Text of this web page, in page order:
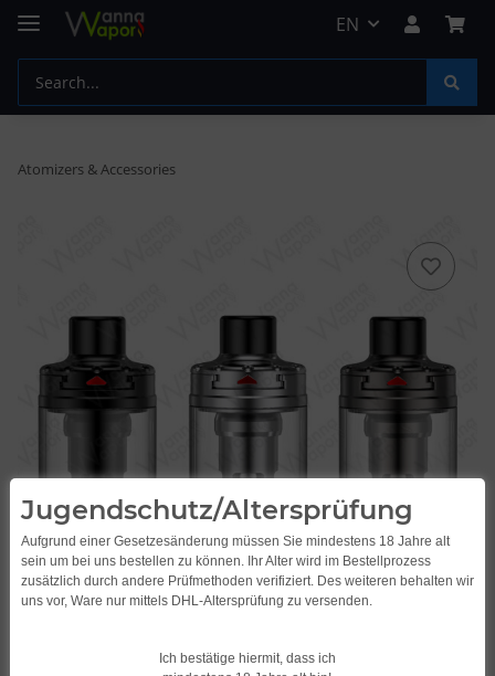
EN
Atomizers & Accessories
Jugendschutz/Altersprüfung
Aufgrund einer Gesetzesänderung müssen Sie mindestens 18 Jahre alt
sein um bei uns bestellen zu können. Ihr Alter wird im Bestellprozess
zusätzlich durch andere Prüfmethoden verifiziert. Des weiteren behalten wir
uns vor, Ware nur mittels DHL-Altersprüfung zu versenden.
Ich bestätige hiermit, dass ich